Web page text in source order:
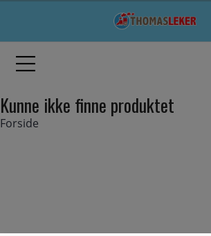
Kunne ikke finne produktet
Forside